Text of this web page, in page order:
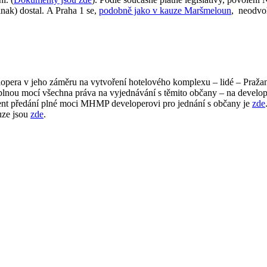
dostal. A Praha 1 se, podobně jako v kauze Maršmeloun,
v jeho záměru na vytvoření hotelového komplexu – lidé –
mocí všechna práva na vyjednávání s těmito občany – na
předání plné moci MHMP developerovi pro jednání s občany je zde
jsou zde.